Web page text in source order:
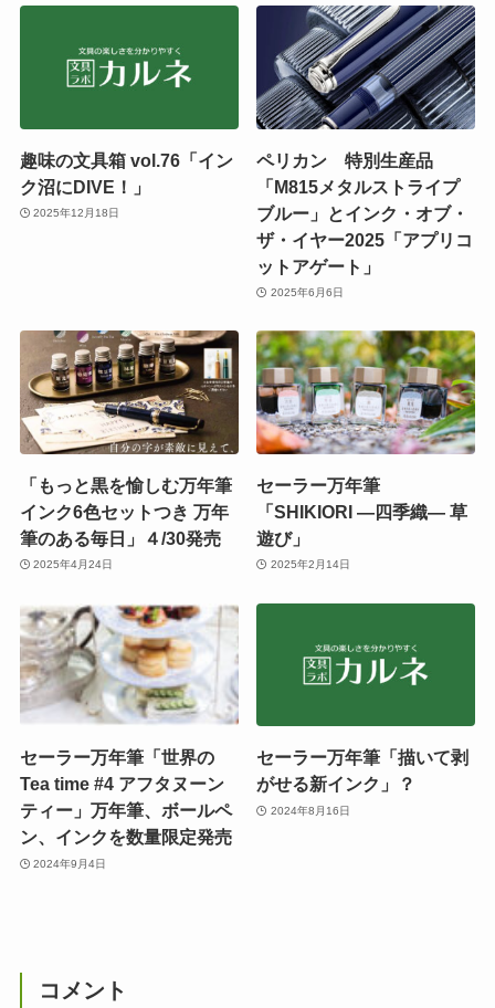
趣味の文具箱 vol.76「イン
ク沼にDIVE！」
2025年12月18日
ペリカン 特別生産品
「M815メタルストライプ
ブルー」とインク・オブ・
ザ・イヤー2025「アプリコ
ットアゲート」
2025年6月6日
「もっと黒を愉しむ万年筆
インク6色セットつき 万年
筆のある毎日」４/30発売
2025年4月24日
セーラー万年筆
「SHIKIORI ―四季織― 草
遊び」
2025年2月14日
セーラー万年筆「世界の
Tea time #4 アフタヌーン
ティー」万年筆、ボールペ
ン、インクを数量限定発売
2024年9月4日
セーラー万年筆「描いて剥
がせる新インク」？
2024年8月16日
コメント